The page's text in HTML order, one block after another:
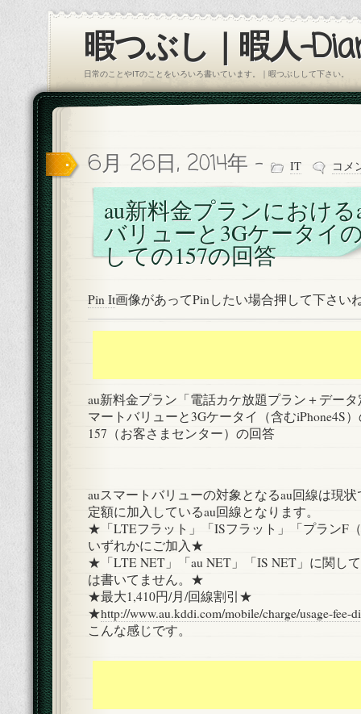
暇つぶし｜暇人-
日常のことやITのことをいろいろ書いています。｜暇つぶしして下さい。
6月 26日, 2014年 - IT コメ
au新料金プランにおけ
バリューと3Gケータイ
しての157の回答
Pin It画像があってPinしたい場合押して下さい
au新料金プラン「電話カケ放題プラン＋デー
マートバリューと3Gケータイ（含むiPhone4S
157（お客さまセンター）の回答
auスマートバリューの対象となるau回線は現
定額に加入しているau回線となります。
★「LTEフラット」「ISフラット」「プランF
いずれかにご加入★
★「LTE NET」「au NET」「IS NET」に関し
は書いてません。★
★最大1,410円/月/回線割引★
★http://www.au.kddi.com/mobile/charge/usage-fee-
こんな感じです。